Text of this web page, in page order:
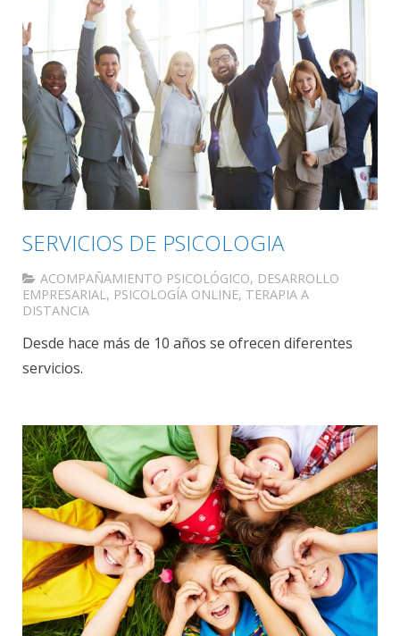
SERVICIOS DE PSICOLOGIA
ACOMPAÑAMIENTO PSICOLÓGICO, DESARROLLO
EMPRESARIAL, PSICOLOGÍA ONLINE, TERAPIA A
DISTANCIA
Desde hace más de 10 años se ofrecen diferentes
servicios.